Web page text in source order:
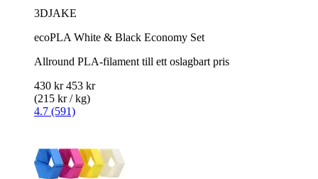
3DJAKE
ecoPLA White & Black Economy Set
Allround PLA-filament till ett oslagbart pris
430 kr 453 kr
(215 kr / kg)
4.7 (591)